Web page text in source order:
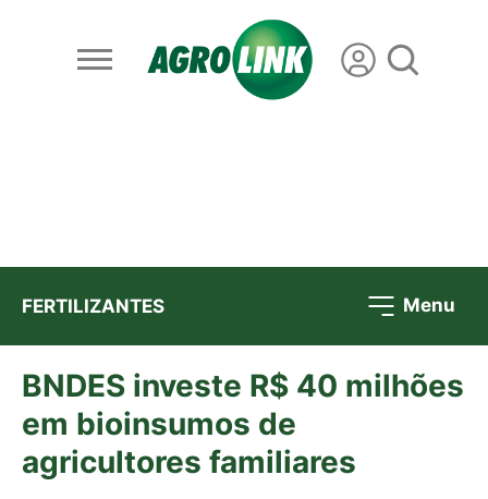
FERTILIZANTES Menu
BNDES investe R$ 40 milhões
em bioinsumos de
agricultores familiares